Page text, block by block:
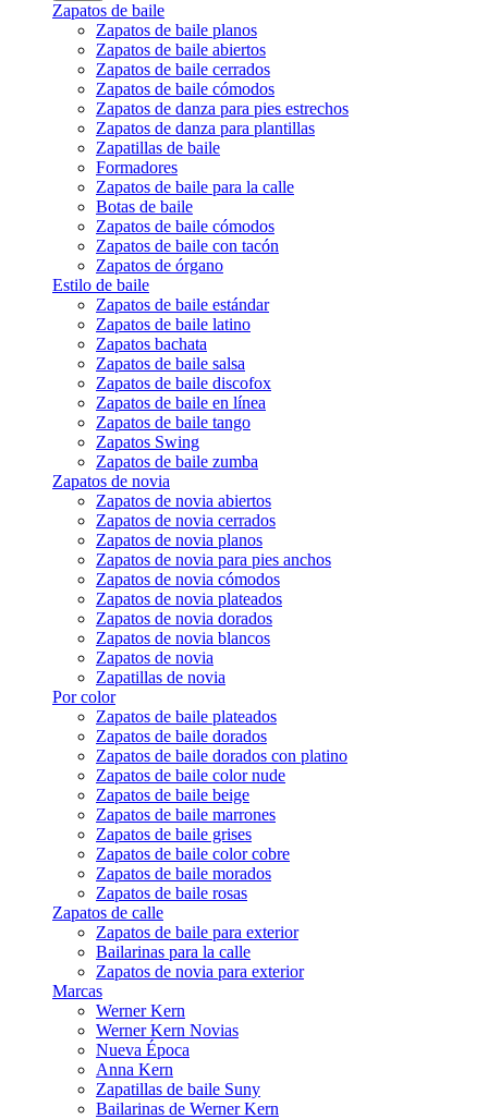
Zapatos de baile
Zapatos de baile planos
Zapatos de baile abiertos
Zapatos de baile cerrados
Zapatos de baile cómodos
Zapatos de danza para pies estrechos
Zapatos de danza para plantillas
Zapatillas de baile
Formadores
Zapatos de baile para la calle
Botas de baile
Zapatos de baile cómodos
Zapatos de baile con tacón
Zapatos de órgano
Estilo de baile
Zapatos de baile estándar
Zapatos de baile latino
Zapatos bachata
Zapatos de baile salsa
Zapatos de baile discofox
Zapatos de baile en línea
Zapatos de baile tango
Zapatos Swing
Zapatos de baile zumba
Zapatos de novia
Zapatos de novia abiertos
Zapatos de novia cerrados
Zapatos de novia planos
Zapatos de novia para pies anchos
Zapatos de novia cómodos
Zapatos de novia plateados
Zapatos de novia dorados
Zapatos de novia blancos
Zapatos de novia
Zapatillas de novia
Por color
Zapatos de baile plateados
Zapatos de baile dorados
Zapatos de baile dorados con platino
Zapatos de baile color nude
Zapatos de baile beige
Zapatos de baile marrones
Zapatos de baile grises
Zapatos de baile color cobre
Zapatos de baile morados
Zapatos de baile rosas
Zapatos de calle
Zapatos de baile para exterior
Bailarinas para la calle
Zapatos de novia para exterior
Marcas
Werner Kern
Werner Kern Novias
Nueva Época
Anna Kern
Zapatillas de baile Suny
Bailarinas de Werner Kern